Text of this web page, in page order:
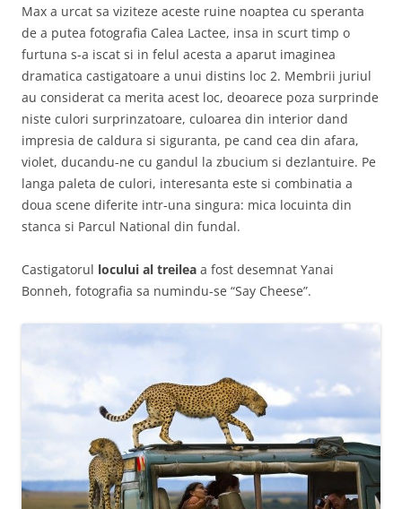
Max a urcat sa viziteze aceste ruine noaptea cu speranta
de a putea fotografia Calea Lactee, insa in scurt timp o
furtuna s-a iscat si in felul acesta a aparut imaginea
dramatica castigatoare a unui distins loc 2. Membrii juriul
au considerat ca merita acest loc, deoarece poza surprinde
niste culori surprinzatoare, culoarea din interior dand
impresia de caldura si siguranta, pe cand cea din afara,
violet, ducandu-ne cu gandul la zbucium si dezlantuire. Pe
langa paleta de culori, interesanta este si combinatia a
doua scene diferite intr-una singura: mica locuinta din
stanca si Parcul National din fundal.
Castigatorul locului al treilea a fost desemnat Yanai
Bonneh, fotografia sa numindu-se “Say Cheese”.